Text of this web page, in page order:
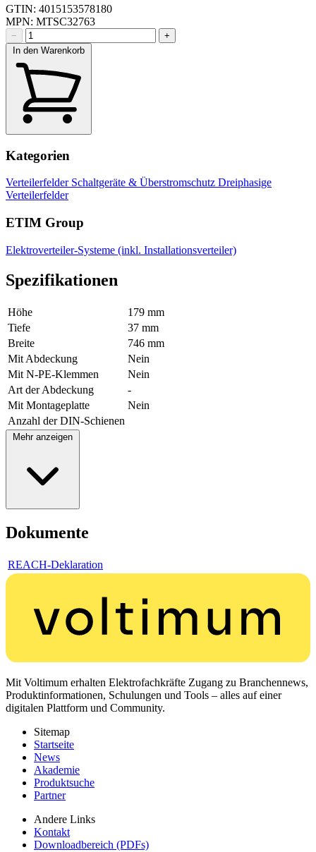
GTIN: 4015153578180
MPN: MTSC32763
−
+
In den Warenkorb
Kategorien
Verteilerfelder Schaltgeräte & Überstromschutz Dreiphasige
Verteilerfelder
ETIM Group
Elektroverteiler-Systeme (inkl. Installationsverteiler)
Spezifikationen
Höhe
179 mm
Tiefe
37 mm
Breite
746 mm
Mit Abdeckung
Nein
Mit N-PE-Klemmen
Nein
Art der Abdeckung
-
Mit Montageplatte
Nein
Anzahl der DIN-Schienen
Mehr anzeigen
Dokumente
REACH-Deklaration
Mit Voltimum erhalten Elektrofachkräfte Zugang zu Branchennews,
Produktinformationen, Schulungen und Tools – alles auf einer
digitalen Plattform und Community.
Sitemap
Startseite
News
Akademie
Produktsuche
Partner
Andere Links
Kontakt
Downloadbereich (PDFs)